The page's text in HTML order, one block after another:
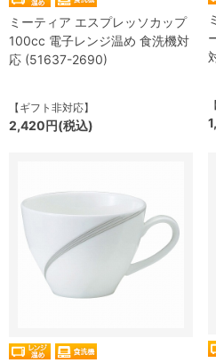
ミーティア エスプレッソカップ
100cc 電子レンジ温め 食洗機対
応 (51637-2690)
【ギフト非対応】
2,420円(税込)